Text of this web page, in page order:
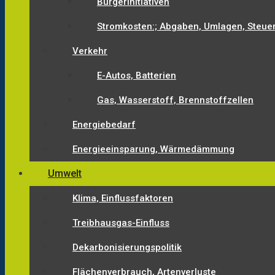
Stromkosten:; Abgaben, Umlagen,
Verkehr
E-Autos, Batterien
Gas, Wasserstoff, Brennstoffzellen
Energiebedarf
Energieeinsparung, Wärmedämmung
Umwelt
Klima, Einflussfaktoren
Treibhausgas-Einfluss
Dekarbonisierungspolitik
Flächenverbrauch, Artenverluste